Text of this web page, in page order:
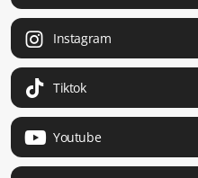
Instagram
Tiktok
Youtube